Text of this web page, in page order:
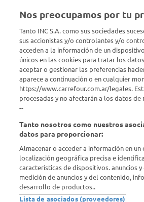
Estamos para ayudarte
¿Tenés una consulta? Comunicate con
Descubrí Carrefour
Conocenos
Info útil
Comprá Online
Nos preocupamos por tu
Tanto INC S.A. como sus sociedades
sus accionistas y/o controlantes y/o
acceden a la información de un
únicos en las cookies para tratar los
aceptar o gestionar las preferencias
aparece a continuación o en cualquier
https://www.carrefour.com.ar/legales.
procesadas y no afectarán a los datos de
--
Tanto nosotros como nuestros
datos para proporcionar:
Almacenar o acceder a información en
localización geográfica precisa e
características de dispositivos. anuncios
medición de anuncios y del contenido,
desarrollo de productos..
Lista de asociados (proveedores)